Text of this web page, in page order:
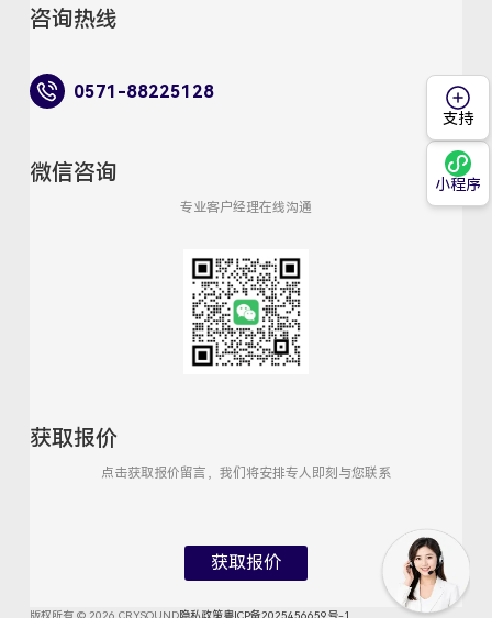
咨询热线
0571-88225128
微信咨询
专业客户经理在线沟通
获取报价
点击获取报价留言，我们将安排专人即刻与您联系
获取报价
版权所有 © 2026 CRYSOUND隐私政策粤ICP备2025456659号-1
支持
小程序